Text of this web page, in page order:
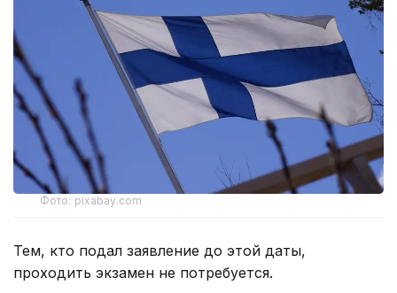
Фото: pixabay.com
Тем, кто подал заявление до этой даты,
проходить экзамен не потребуется.